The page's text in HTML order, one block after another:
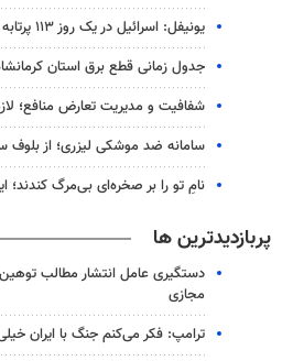
یونیفل: اسرائیل در یک روز ۱۱۳ پرتابه به جنوب لبنان شلیک کرد
جدول زمانی قطع برق استان کرمانشاه در روز
شفافیت و مدیریت تعارض منافع؛
سامانه ضد موشکی لیزری؛ از بلوف
نامِ تو را بر صخره‌ای بی‌مرگ کندند؛
پربازدیدترین ها
دستگیری عامل انتشار مطالب
مجازی
ترامپ: فکر می‌کنم جنگ با ایران